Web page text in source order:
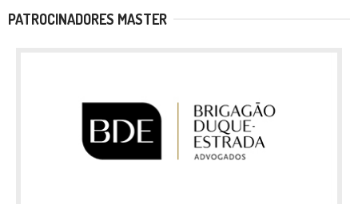
PATROCINADORES MASTER